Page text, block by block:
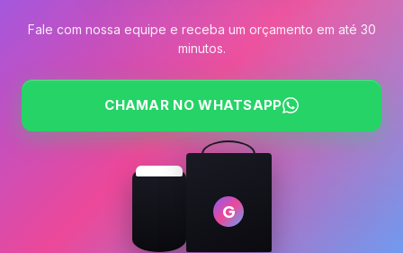
Fale com nossa equipe e receba um orçamento em até 30
minutos.
CHAMAR NO WHATSAPP
G